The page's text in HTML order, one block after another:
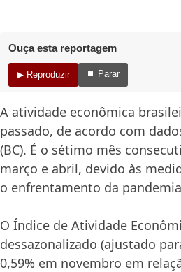
Ouça esta reportagem
▶ Reproduzir ⏹ Parar
A atividade econômica
passado, de acordo com
(BC). É o sétimo mês
março e abril, devido às
o enfrentamento da
O Índice de Atividade
dessazonalizado (ajustado
0,59% em novembro em